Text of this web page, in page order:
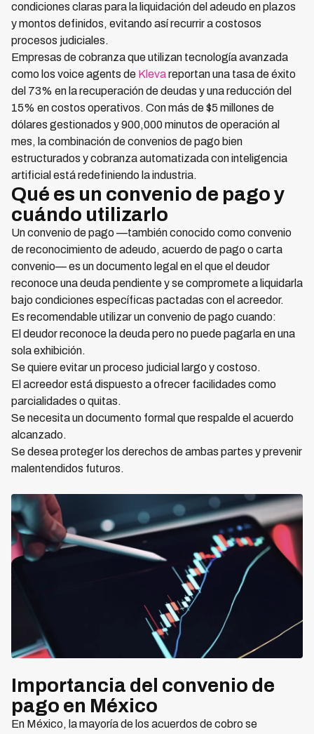
condiciones claras para la liquidación del adeudo en plazos
y montos definidos, evitando así recurrir a costosos
procesos judiciales.
Empresas de cobranza que utilizan tecnología avanzada
como los voice agents de Klevareportan una tasa de éxito
del 73% en la recuperación de deudas y una reducción del
15% en costos operativos. Con más de $5 millones de
dólares gestionados y 900,000 minutos de operación al
mes, la combinación de convenios de pago bien
estructurados y cobranza automatizada con inteligencia
artificial está redefiniendo la industria.
Qué es un convenio de pago y
cuándo utilizarlo
Un convenio de pago —también conocido como convenio
de reconocimiento de adeudo, acuerdo de pago o carta
convenio— es un documento legal en el que el deudor
reconoce una deuda pendiente y se compromete a liquidarla
bajo condiciones específicas pactadas con el acreedor.
Es recomendable utilizar un convenio de pago cuando:
El deudor reconoce la deuda pero no puede pagarla en una
sola exhibición.
Se quiere evitar un proceso judicial largo y costoso.
El acreedor está dispuesto a ofrecer facilidades como
parcialidades o quitas.
Se necesita un documento formal que respalde el acuerdo
alcanzado.
Se desea proteger los derechos de ambas partes y prevenir
malentendidos futuros.
Importancia del convenio de
pago en México
En México, la mayoría de los acuerdos de cobro se